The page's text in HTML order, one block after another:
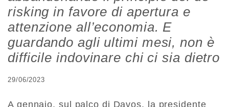
risking in favore di apertura e
attenzione all’economia. E
guardando agli ultimi mesi, non è
difficile indovinare chi ci sia dietro
29/06/2023
A gennaio, sul palco di Davos, la presidente